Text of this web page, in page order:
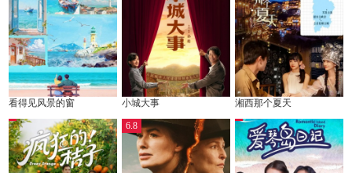
看得见风景的窗 小城大事 湘西那个夏天
6.8